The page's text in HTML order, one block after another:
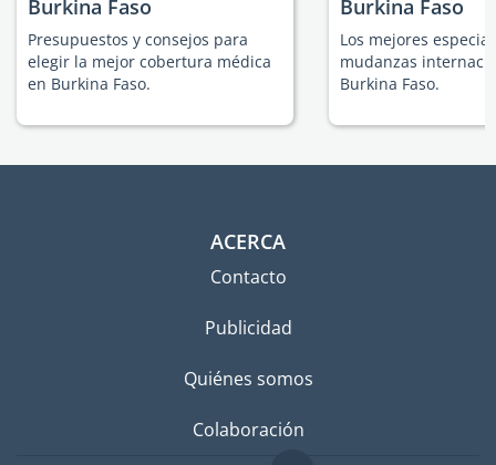
Burkina Faso
Presupuestos y consejos para
elegir la mejor cobertura médica
en Burkina Faso.
Burkina Faso
Los mejores
mudanzas
Burkina Faso.
ACERCA
Contacto
Publicidad
Quiénes somos
Colaboración